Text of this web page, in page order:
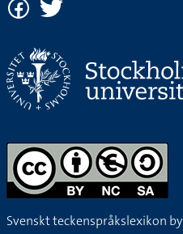
Svenskt teckenspråkslexikon by